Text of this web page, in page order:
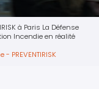
à Paris La Défense
Incendie en réalité
PREVENTIRISK